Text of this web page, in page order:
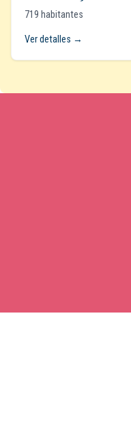
719 habitantes
Ver detalles →